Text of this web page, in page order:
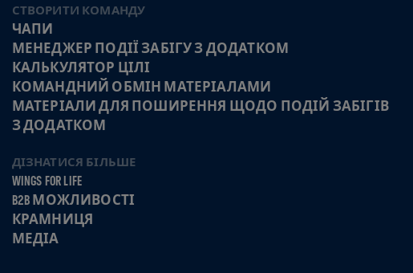
СТВОРИТИ КОМАНДУ
ЧАПИ
МЕНЕДЖЕР ПОДІЇ ЗАБІГУ З ДОДАТКОМ
КАЛЬКУЛЯТОР ЦІЛІ
КОМАНДНИЙ ОБМІН МАТЕРІАЛАМИ
МАТЕРІАЛИ ДЛЯ ПОШИРЕННЯ ЩОДО ПОДІЙ ЗАБІГІВ
З ДОДАТКОМ
ДІЗНАТИСЯ БІЛЬШЕ
WINGS FOR LIFE
B2B МОЖЛИВОСТІ
КРАМНИЦЯ
МЕДІА